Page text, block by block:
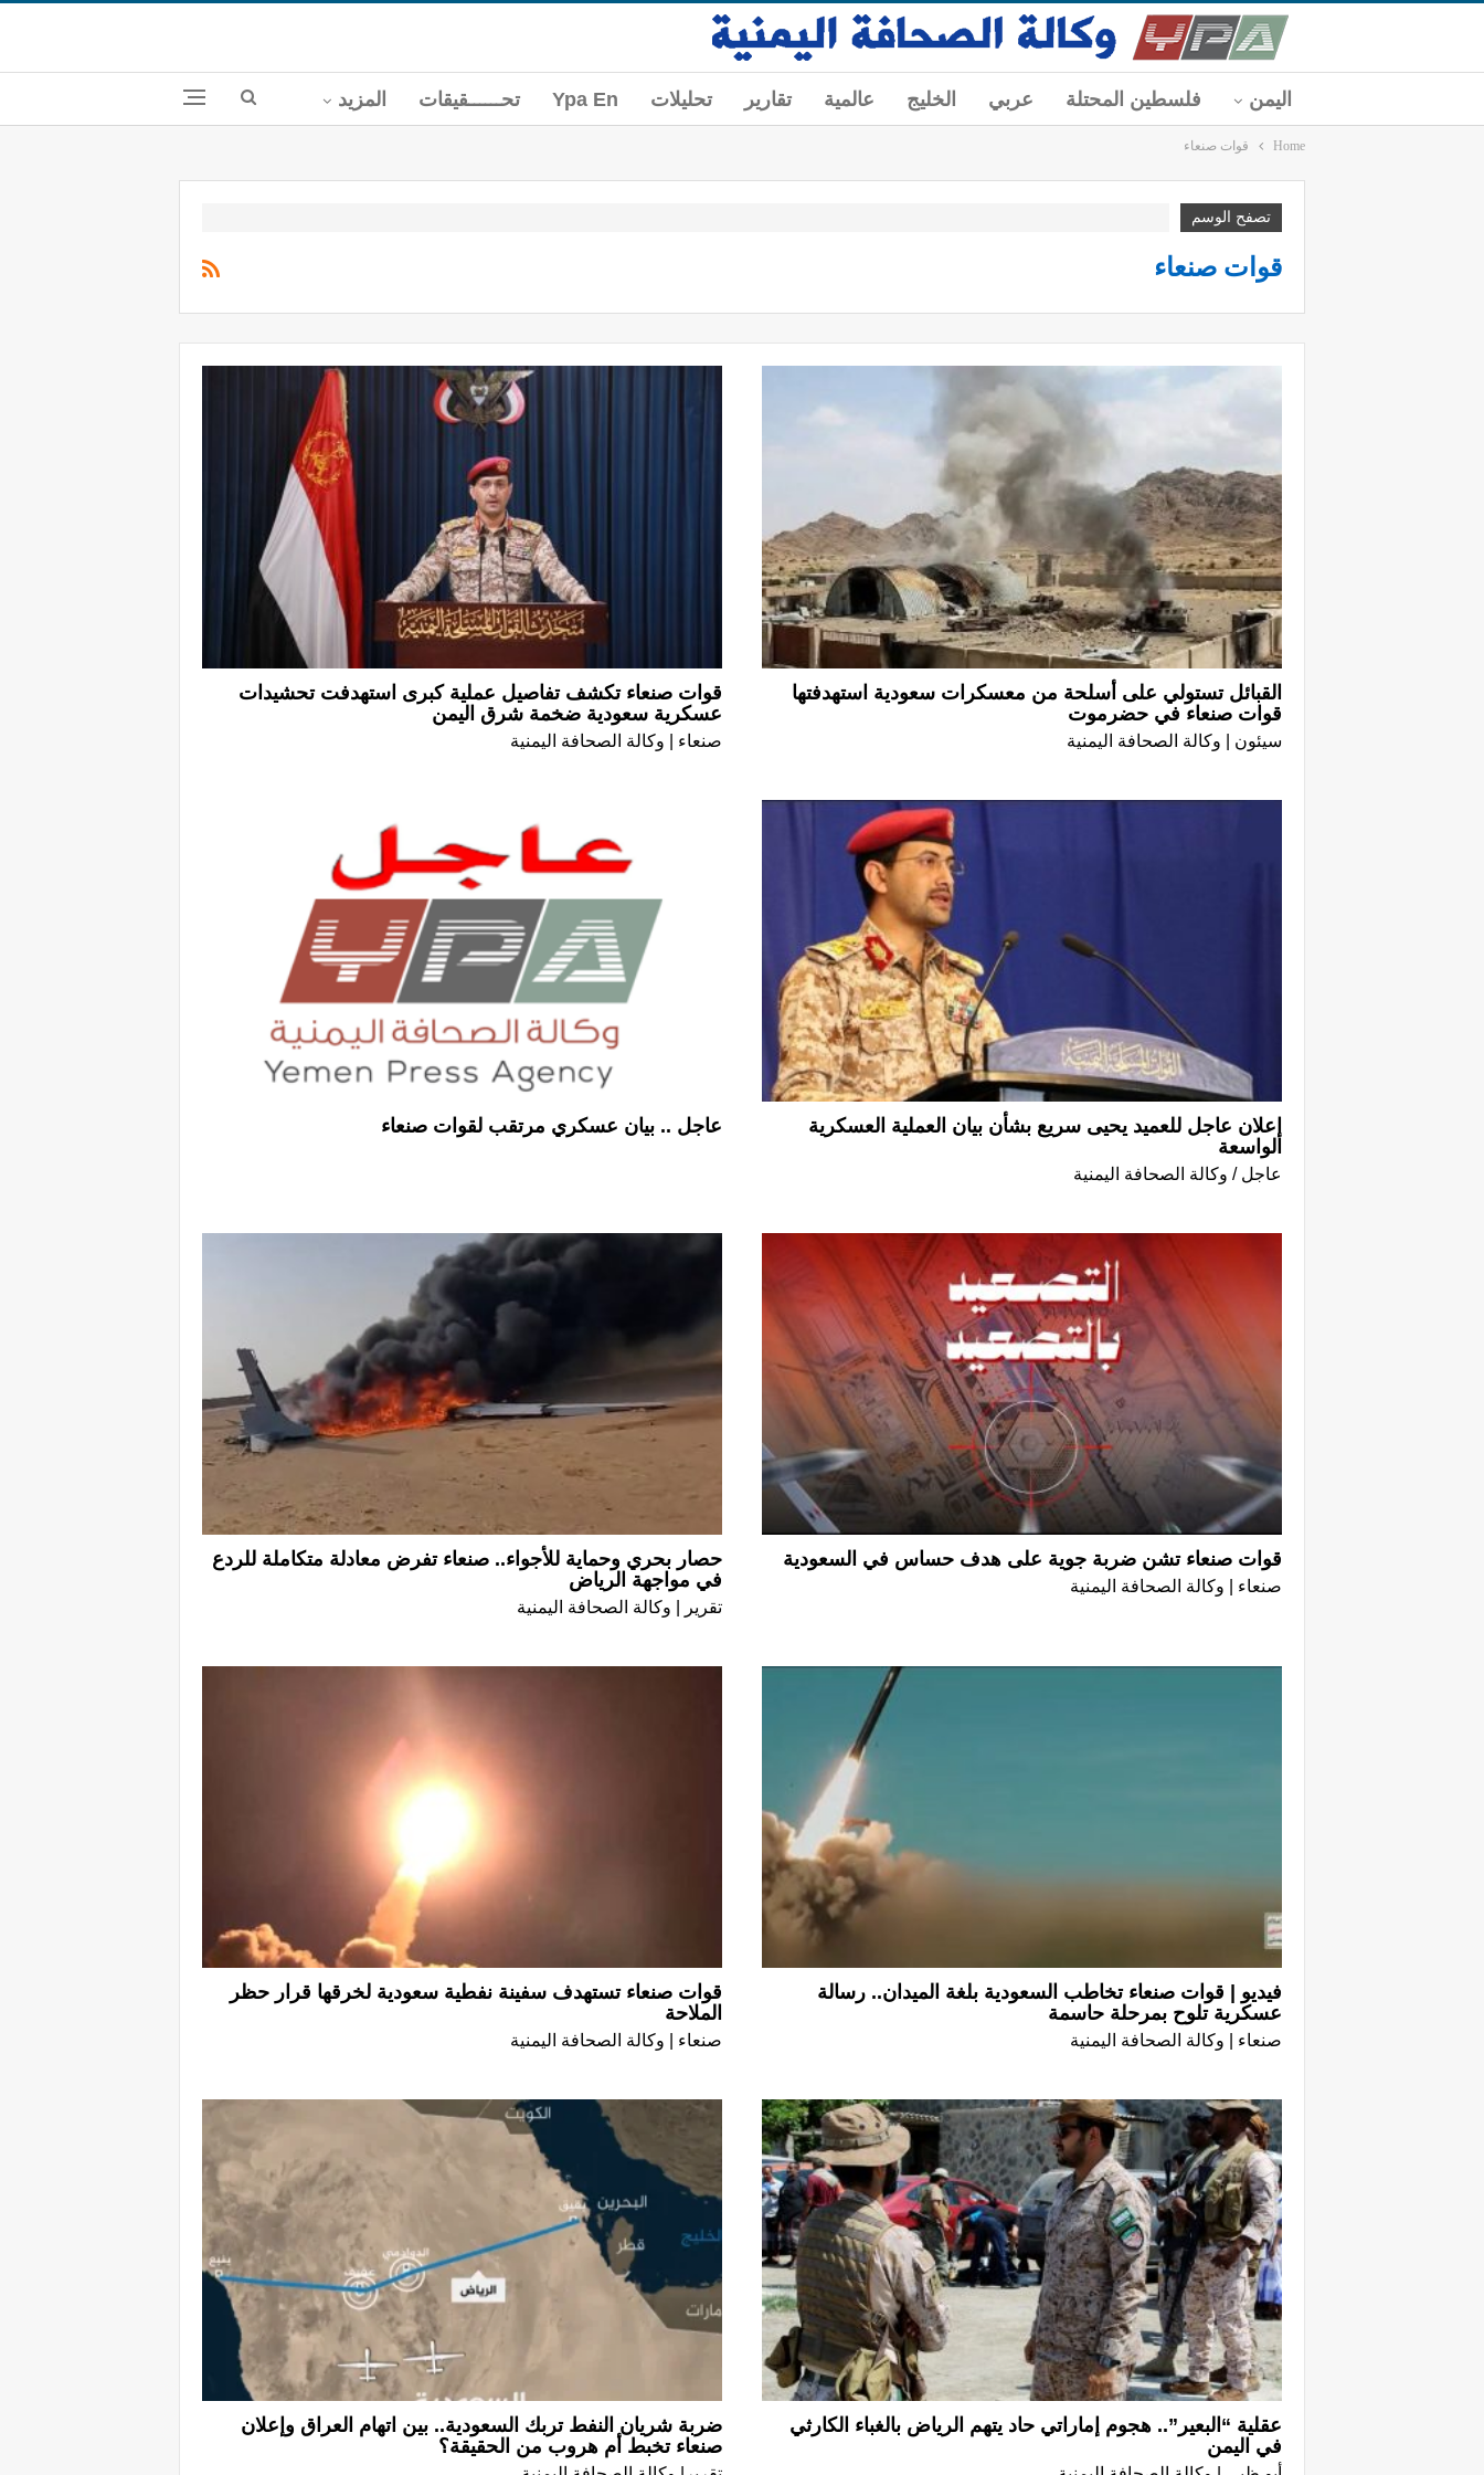
اليمن فلسطين المحتلة عربي الخليج عالمية تقارير تحليلات Ypa En تحــــــقيقات المزيد
Home قوات صنعاء
تصفح الوسم
قوات صنعاء
القبائل تستولي على أسلحة من معسكرات سعودية استهدفتها
قوات صنعاء في حضرموت
سيئون | وكالة الصحافة اليمنية
قوات صنعاء تكشف تفاصيل عملية كبرى استهدفت تحشيدات
عسكرية سعودية ضخمة شرق اليمن
صنعاء | وكالة الصحافة اليمنية
إعلان عاجل للعميد يحيى سريع بشأن بيان العملية العسكرية
الواسعة
عاجل / وكالة الصحافة اليمنية
عاجل .. بيان عسكري مرتقب لقوات صنعاء
قوات صنعاء تشن ضربة جوية على هدف حساس في السعودية
صنعاء | وكالة الصحافة اليمنية
حصار بحري وحماية للأجواء.. صنعاء تفرض معادلة متكاملة للردع
في مواجهة الرياض
تقرير | وكالة الصحافة اليمنية
فيديو | قوات صنعاء تخاطب السعودية بلغة الميدان.. رسالة
عسكرية تلوح بمرحلة حاسمة
صنعاء | وكالة الصحافة اليمنية
قوات صنعاء تستهدف سفينة نفطية سعودية لخرقها قرار حظر
الملاحة
صنعاء | وكالة الصحافة اليمنية
عقلية “البعير”.. هجوم إماراتي حاد يتهم الرياض بالغباء الكارثي
في اليمن
ضربة شريان النفط تربك السعودية.. بين اتهام العراق وإعلان
صنعاء تخبط أم هروب من الحقيقة؟